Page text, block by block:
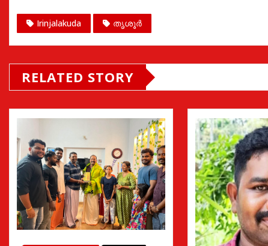
Irinjalakuda തൃശൂർ
RELATED STORY